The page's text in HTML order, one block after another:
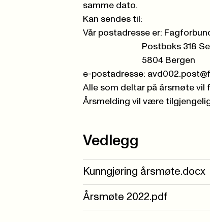
samme dato.
Kan sendes til:
Vår postadresse er:
Postboks 318
5804 Bergen
e-postadresse:
Alle som deltar på årsmøte vil
Årsmelding vil være
Vedlegg
Kunngjøring årsmøte.docx
Årsmøte 2022.pdf